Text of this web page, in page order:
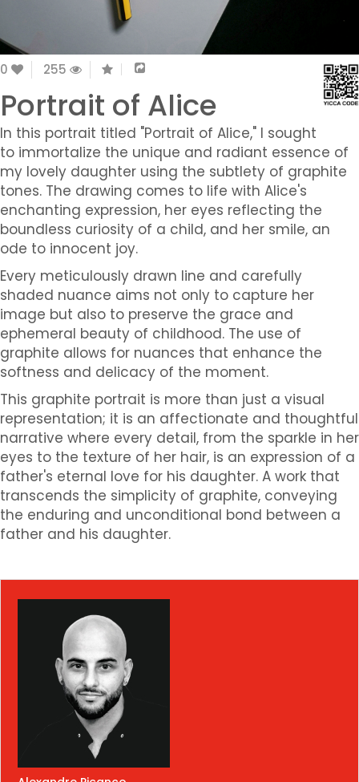
0 255
Portrait of Alice
In this portrait titled "Portrait of Alice," I sought
to immortalize the unique and radiant essence of
my lovely daughter using the subtlety of graphite
tones. The drawing comes to life with Alice's
enchanting expression, her eyes reflecting the
boundless curiosity of a child, and her smile, an
ode to innocent joy.
Every meticulously drawn line and carefully
shaded nuance aims not only to capture her
image but also to preserve the grace and
ephemeral beauty of childhood. The use of
graphite allows for nuances that enhance the
softness and delicacy of the moment.
This graphite portrait is more than just a visual
representation; it is an affectionate and thoughtful
narrative where every detail, from the sparkle in her
eyes to the texture of her hair, is an expression of a
father's eternal love for his daughter. A work that
transcends the simplicity of graphite, conveying
the enduring and unconditional bond between a
father and his daughter.